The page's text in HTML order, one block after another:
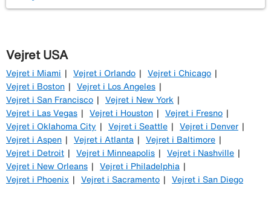
Vejret USA
Vejret i Miami Vejret i Orlando
Vejret i Chicago
Vejret i Boston
Vejret i Los Angeles
Vejret i San Francisco
Vejret i New York
Vejret i Las Vegas
Vejret i Houston
Vejret i Fresno
Vejret i Oklahoma City
Vejret i Seattle
Vejret i Denver
Vejret i Aspen
Vejret i Atlanta
Vejret i Baltimore
Vejret i Detroit
Vejret i Minneapolis
Vejret i Nashville
Vejret i New Orleans
Vejret i Philadelphia
Vejret i Phoenix
Vejret i Sacramento Vejret i San Diego